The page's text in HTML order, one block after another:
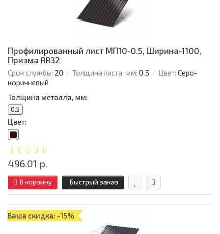
Профилированный лист МП10-0.5, Ширина-1100,
Призма RR32
Срок службы: 20 Толщина листа, мм: 0.5 Цвет: Серо-
коричневый
Толщина металла, мм:
0.5
Цвет:
496.01 р.
В корзину Быстрый заказ
Ваша скидка: -15%